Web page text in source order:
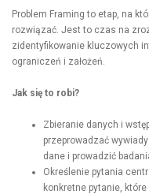
Problem Framing to etap, na
rozwiązać. Jest to czas na
zidentyfikowanie kluczowych
ograniczeń i założeń.
Jak się to robi?
Zbieranie danych i
przeprowadzać
dane i prowadzić
Określenie pytania
konkretne pytanie,